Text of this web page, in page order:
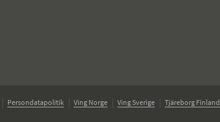
Persondatapolitik Ving Norge Ving Sverige Tjäreborg Finland